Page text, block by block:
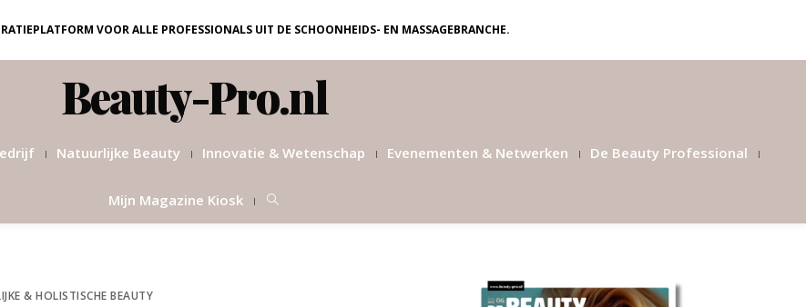
VOOR ALLE PROFESSIONALS UIT DE SCHOONHEIDS- EN MASSAGEBRANCHE.
Beauty-Pro.nl
Natuurlijke Beauty Innovatie & Wetenschap Evenementen & Netwerken De Beauty Professional
Mijn Magazine Kiosk
& HOLISTISCHE BEAUTY